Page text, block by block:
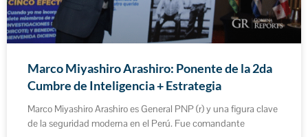
Marco Miyashiro Arashiro: Ponente de la 2da
Cumbre de Inteligencia + Estrategia
Marco Miyashiro Arashiro es General PNP (r) y una figura clave
de la seguridad moderna en el Perú. Fue comandante